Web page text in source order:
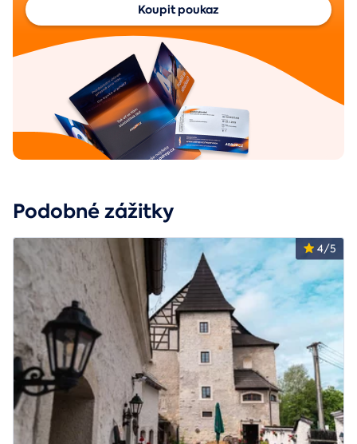
Koupit poukaz
Podobné zážitky
4/5